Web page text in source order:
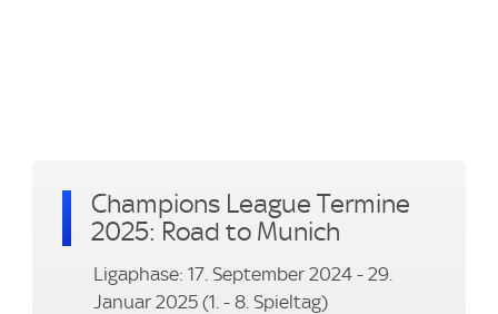
Champions League Termine
2025: Road to Munich
Ligaphase: 17. September 2024 - 29.
Januar 2025 (1. - 8. Spieltag)